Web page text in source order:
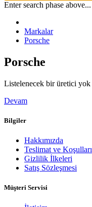
Enter search phase above...
Markalar
Porsche
Porsche
Listelenecek bir üretici yok
Devam
Bilgiler
Hakkımızda
Teslimat ve Koşulları
Gizlilik İlkeleri
Satış Sözleşmesi
Müşteri Servisi